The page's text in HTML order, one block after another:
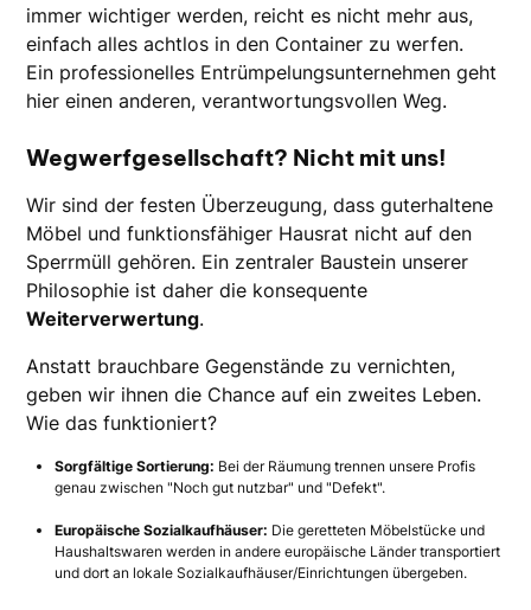
immer wichtiger werden, reicht es nicht mehr aus,
einfach alles achtlos in den Container zu werfen.
Ein professionelles Entrümpelungsunternehmen geht
hier einen anderen, verantwortungsvollen Weg.
Wegwerfgesellschaft? Nicht mit uns!
Wir sind der festen Überzeugung, dass guterhaltene
Möbel und funktionsfähiger Hausrat nicht auf den
Sperrmüll gehören. Ein zentraler Baustein unserer
Philosophie ist daher die konsequente
Weiterverwertung.
Anstatt brauchbare Gegenstände zu vernichten,
geben wir ihnen die Chance auf ein zweites Leben.
Wie das funktioniert?
Sorgfältige Sortierung: Bei der Räumung trennen unsere Profis
genau zwischen "Noch gut nutzbar" und "Defekt".
Europäische Sozialkaufhäuser: Die geretteten Möbelstücke und
Haushaltswaren werden in andere europäische Länder transportiert
und dort an lokale Sozialkaufhäuser/Einrichtungen übergeben.